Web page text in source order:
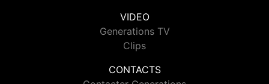
VIDEO
Generations TV
Clips
CONTACTS